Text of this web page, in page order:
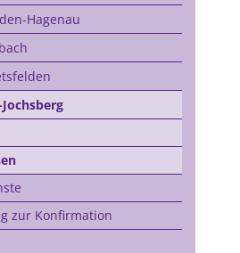
Hagenau
zur Konfirmation